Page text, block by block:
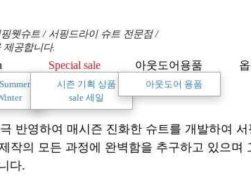
웻슈트 / 서핑드라이 슈트 전문점 /
공합니다.
Special sale
시즌 기획 상품
sale 세일
아웃도어용품
아웃도어 용품
반영하여 매시즌 진화한 슈트를 개발하여
작의 모든 과정에 완벽함을 추구하고 있으며
다.